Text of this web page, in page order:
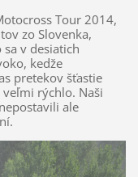
Tour 2014,
zo Slovenka,
sa v desiatich
kedže
pretekov šťastie
rýchlo. Naši
ale